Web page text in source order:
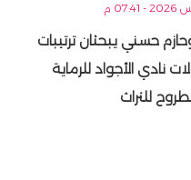
حسني يبحثان ترتيبات
نادي الأجواد للرماية
للتراث